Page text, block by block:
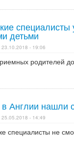
специалисты
детьми
23.10.2018 - 19:06
родителей
Англии нашли
25.05.2018 - 14:49
специалисты не